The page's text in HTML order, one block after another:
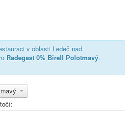
v oblasti Ledeč nad
Radegast 0% Birell Polotmavý.